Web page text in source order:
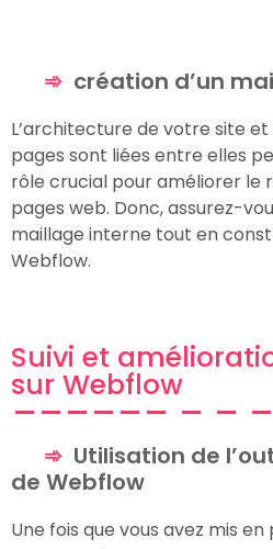
création d’un
L’architecture de votre site
pages sont liées entre elles
rôle crucial pour améliorer le
pages web. Donc, assurez-
maillage interne tout en
Webflow.
Suivi et
sur Webflow
Utilisation de
de Webflow
Une fois que vous avez mis